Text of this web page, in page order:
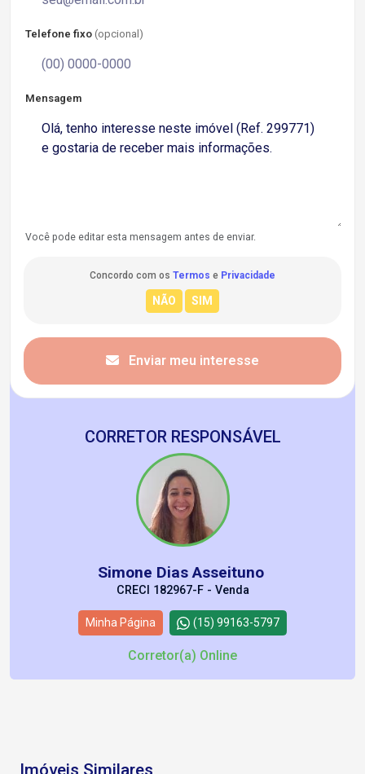
Telefone fixo (opcional)
Mensagem
Você pode editar esta mensagem antes de enviar.
Concordo com os Termos e Privacidade
Enviar meu interesse
CORRETOR RESPONSÁVEL
Simone Dias Asseituno
CRECI 182967-F - Venda
Minha Página (15) 99163-5797
Corretor(a) Online
Imóveis Similares